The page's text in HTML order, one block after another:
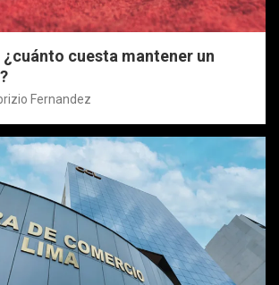
¿cuánto cuesta mantener un
Fernandez